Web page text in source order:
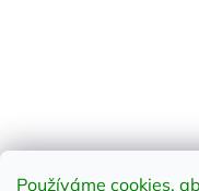
Používáme cookies,